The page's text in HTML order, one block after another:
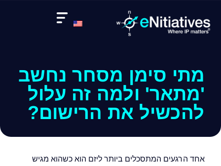
מתי סימן מסחר נחשב
'מתאר' ולמה זה עלול
להכשיל את הרישום?
אחד הרגעים המתסכלים ביותר ליזם הוא כשהוא מגיש